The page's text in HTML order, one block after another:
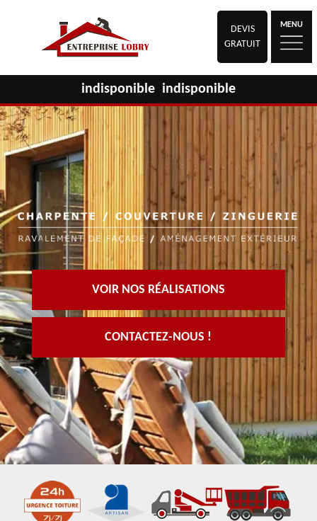
DEVIS
GRATUIT
MENU
indisponible indisponible
VOIR NOS RÉALISATIONS
CONTACTEZ-NOUS !